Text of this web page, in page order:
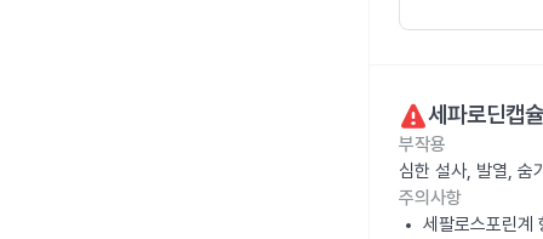
세파로딘캡
부작용
심한 설사, 발열, 숨
주의사항
세팔로스포린계